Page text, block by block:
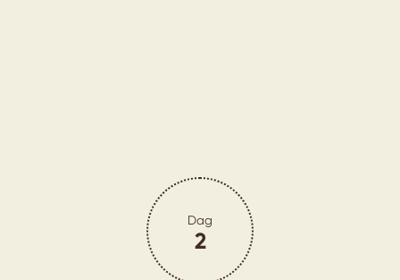
Dag
2